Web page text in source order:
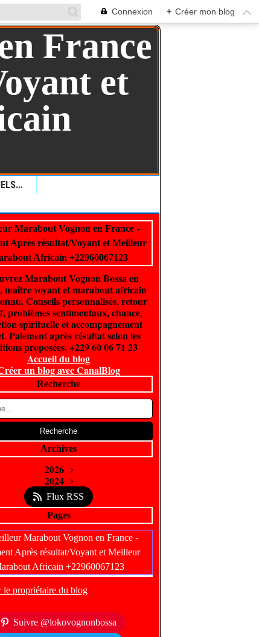
Connexion + Créer mon blog
QUELLES SONT LES RITUELS VAUDOU: COMMENT LES RITUELS VAUDOU PEUVENT AIDER ?+229 99 01 00 62
Marabout Vognon en France -
Après résultat/Voyant et Meilleur
Africain +22960067123
Marabout Vognon Bossa en
maître voyant et marabout africain
Conseils personnalisés, retour
problèmes sentimentaux, chance,
spirituelle et accompagnement
Paiement après résultat selon les
proposées. +229 60 06 71 23
Accueil du blog
un blog avec CanalBlog
Recherche
Archives
2026
Juin(300)
Avril(5)
2024
Février(1)
Flux RSS
Pages
le propriétaire du blog
Suivre @lokovognonbossa